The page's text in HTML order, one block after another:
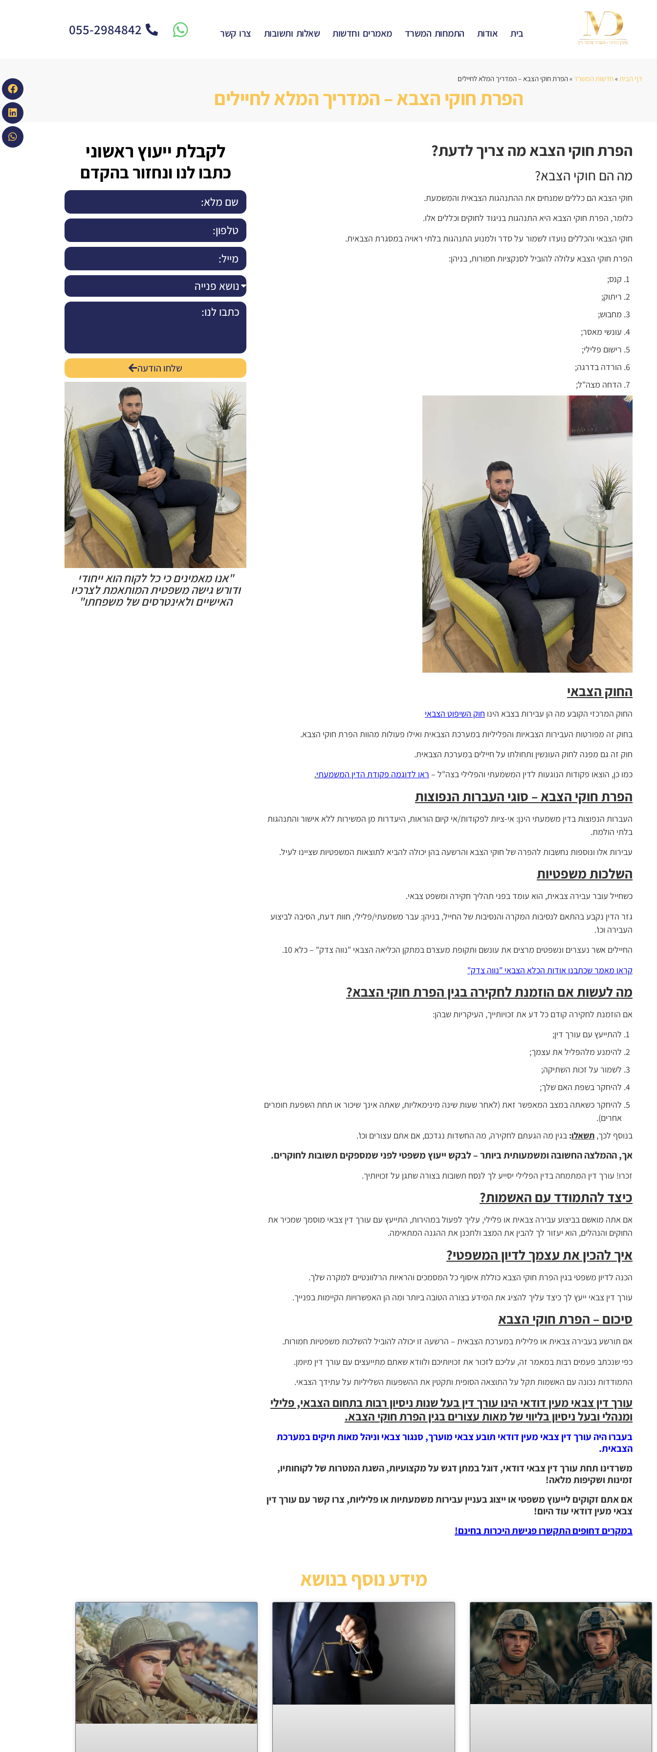
בית אודות התמחות המשרד מאמרים וחדשות שאלות ותשובות צרו קשר 055-2984842
דף הבית»חדשות המשרד »הפרת חוקי הצבא – המדריך המלא לחיילים
הפרת חוקי הצבא – המדריך המלא לחיילים
הפרת חוקי הצבא מה צריך לדעת?
מה הם חוקי הצבא?
חוקי הצבא הם כללים שמנחים את ההתנהגות הצבאית והמשמעת.
כלומר, הפרת חוקי הצבא היא התנהגות בניגוד לחוקים וכללים אלו.
חוקי הצבאי והכללים נועדו לשמור על סדר ולמנוע התנהגות בלתי ראויה במסגרת הצבאית.
הפרת חוקי הצבא עלולה להוביל לסנקציות חמורות, בניהן:
קנס;
ריתוק;
מחבוש;
עונשי מאסר;
רישום פלילי;
הורדה בדרגה;
הדחה מצה"ל;
החוק הצבאי
החוק המרכזי הקובע מה הן עבירות בצבא הינו חוק השיפוט הצבאי
בחוק זה מפורטות העבירות הצבאיות והפליליות במערכת הצבאית ואילו פעולות מהוות הפרת חוקי הצבא.
חוק זה גם מפנה לחוק העונשין ותחולתו על חיילים במערכת הצבאית.
כמו כן, הוצאו פקודות הנוגעות לדין המשמעתי והפלילי בצה"ל – ראו לדוגמה פקודת הדין המשמעתי.
הפרת חוקי הצבא – סוגי העברות הנפוצות
העברות הנפוצות בדין משמעתי הינן: אי-ציות לפקודות/אי קיום הוראות, היעדרות מן המשירות ללא אישור והתנהגות
בלתי הולמת.
עבירות אלו ונוספות נחשבות להפרה של חוקי הצבא והרשעה בהן יכולה להביא לתוצאות המשפטיות שציינו לעיל.
השלכות משפטיות
כשחייל עובר עבירה צבאית, הוא עומד בפני תהליך חקירה ומשפט צבאי.
גזר הדין נקבע בהתאם לנסיבות המקרה והנסיבות של החייל, בניהן: עבר משמעתי/פלילי, חוות דעת, הסיבה לביצוע
העבירה וכו'.
החיילים אשר נעצרים ונשפטים מרצים את עונשם ותקופת מעצרם במתקן הכליאה הצבאי "נווה צדק" – כלא 10.
קראו מאמר שכתבנו אודות הכלא הצבאי "נווה צדק"
מה לעשות אם הוזמנת לחקירה בגין הפרת חוקי הצבא?
אם הוזמנת לחקירה קודם כל דע את זכויותייך, העיקריות שבהן:
להתייעץ עם עורך דין;
להימנע מלהפליל את עצמך;
לשמור על זכות השתיקה;
להיחקר בשפת האם שלך;
להיחקר כשאתה במצב המאפשר זאת (לאחר שעות שינה מינימאליות, שאתה אינך שיכור או תחת השפעת חומרים
אחרים).
בנוסף לכך, תשאלו: בגין מה הגעתם לחקירה, מה החשדות נגדכם, אם אתם עצורים וכו'.
אך, ההמלצה החשובה ומשמעותית ביותר – לבקש ייעוץ משפטי לפני שמספקים תשובות לחוקרים.
זכרו! עורך דין המתמחה בדין הפלילי יסייע לך לנסח תשובות בצורה שתגן על זכויותיך.
כיצד להתמודד עם האשמות?
אם אתה מואשם בביצוע עבירה צבאית או פלילי, עליך לפעול במהירות, התייעץ עם עורך דין צבאי מוסמך שמכיר את
החוקים והנהלים, הוא יעזור לך להבין את המצב ולתכנן את ההגנה המתאימה.
איך להכין את עצמך לדיון המשפטי?
הכנה לדיון משפטי בגין הפרת חוקי הצבא כוללת איסוף כל המסמכים והראיות הרלוונטיים למקרה שלך.
עורך דין צבאי ייעץ לך כיצד עליך להציג את המידע בצורה הטובה ביותר ומה הן האפשרויות הקיימות בפנייך.
סיכום – הפרת חוקי הצבא
אם תורשע בעבירה צבאית או פלילית במערכת הצבאית – הרשעה זו יכולה להוביל להשלכות משפטיות חמורות.
כפי שנכתב פעמים רבות במאמר זה, עליכם לזכור את זכויותיכם ולוודא שאתם מתייעצים עם עורך דין מיומן.
התמודדות נכונה עם האשמות תקל על התוצאה הסופית ותקטין את ההשפעות השליליות על עתידך הצבאי.
עורך דין צבאי מעין דודאי הינו עורך דין בעל שנות ניסיון רבות בתחום הצבאי, פלילי
ומנהלי ובעל ניסיון בליווי של מאות עצורים בגין הפרת חוקי הצבא.
בעברו היה עורך דין צבאי מעין דודאי תובע צבאי מוערך, סנגור צבאי וניהל מאות תיקים במערכת
הצבאית.
משרדינו תחת עורך דין צבאי דודאי, דוגל במתן דגש על מקצועיות, השגת המטרות של לקוחותיו,
זמינות ושקיפות מלאה!
אם אתם זקוקים לייעוץ משפטי או ייצוג בעניין עבירות משמעתיות או פליליות, צרו קשר עם עורך דין
צבאי מעין דודאי עוד היום!
במקרים דחופים התקשרו פגישת היכרות בחינם!
לקבלת ייעוץ ראשוני
כתבו לנו ונחזור בהקדם
שלחו הודעה
"אנו מאמינים כי כל לקוח הוא ייחודי
ודורש גישה משפטית המותאמת לצרכיו
האישיים ולאינטרסים של משפחתו"
מידע נוסף בנושא